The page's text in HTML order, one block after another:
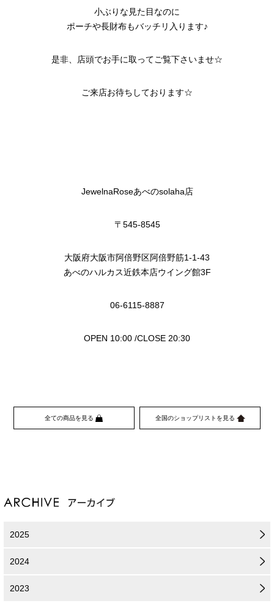
小ぶりな見た目なのに
ポーチや長財布もバッチリ入ります♪
是非、店頭でお手に取ってご覧下さいませ☆
ご来店お待ちしております☆
JewelnaRoseあべのsolaha店
〒545-8545
大阪府大阪市阿倍野区阿倍野筋1-1-43
あべのハルカス近鉄本店ウイング館3F
06-6115-8887
OPEN 10:00 /CLOSE 20:30
全ての商品を見る 全国のショップリストを見る
2025
2024
2023